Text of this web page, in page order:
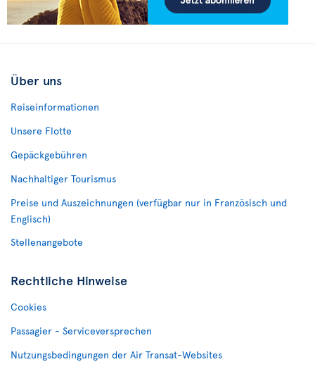
Über uns
Reiseinformationen
Unsere Flotte
Gepäckgebühren
Nachhaltiger Tourismus
Preise und Auszeichnungen (verfügbar nur in Französisch und
Englisch)
Stellenangebote
Rechtliche Hinweise
Cookies
Passagier - Serviceversprechen
Nutzungsbedingungen der Air Transat-Websites